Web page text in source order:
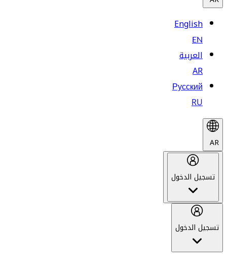
English
EN
العربية
AR
Русский
RU
AR
تسجيل الدخول
تسجيل الدخول